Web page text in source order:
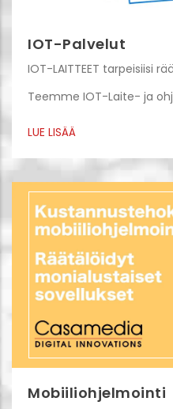
IOT-Palvelut
IOT-LAITTEET tarpeisiisi
Teemme IOT-Laite- ja
LUE LISÄÄ
Mobiiliohjelmointi